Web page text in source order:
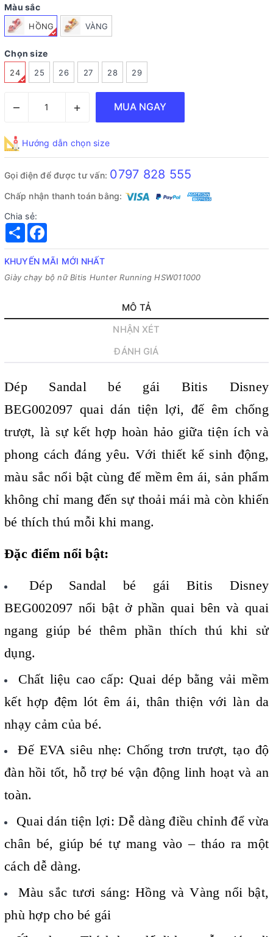
Màu sắc
HỒNG VÀNG
Chọn size
24 25 26 27 28 29
– + MUA NGAY
Hướng dẫn chọn size
Gọi điện để được tư vấn: 0797 828 555
Chấp nhận thanh toán bằng:
Chia sẻ:
Share
KHUYẾN MÃI MỚI NHẤT
Giày chạy bộ nữ Bitis Hunter Running HSW011000
MÔ TẢ
NHẬN XÉT
ĐÁNH GIÁ
Dép Sandal bé gái Bitis Disney
BEG002097 quai dán tiện lợi, đế êm chống
trượt, là sự kết hợp hoàn hảo giữa tiện ích và
phong cách đáng yêu. Với thiết kế sinh động,
màu sắc nổi bật cùng đế mềm êm ái, sản phẩm
không chỉ mang đến sự thoải mái mà còn khiến
bé thích thú mỗi khi mang.
Đặc điểm nổi bật:
Dép Sandal bé gái Bitis Disney
BEG002097 nổi bật ở phần quai bên và quai
ngang giúp bé thêm phần thích thú khi sử
dụng.
Chất liệu cao cấp: Quai dép bằng vải mềm
kết hợp đệm lót êm ái, thân thiện với làn da
nhạy cảm của bé.
Đế EVA siêu nhẹ: Chống trơn trượt, tạo độ
đàn hồi tốt, hỗ trợ bé vận động linh hoạt và an
toàn.
Quai dán tiện lợi: Dễ dàng điều chỉnh để vừa
chân bé, giúp bé tự mang vào – tháo ra một
cách dễ dàng.
Màu sắc tươi sáng: Hồng và Vàng nổi bật,
phù hợp cho bé gái